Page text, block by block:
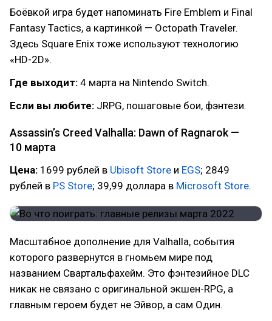
Боёвкой игра будет напоминать Fire Emblem и Final
Fantasy Tactics, а картинкой — Octopath Traveler.
Здесь Square Enix тоже используют технологию
«HD-2D».
Где выходит: 4 марта на Nintendo Switch.
Если вы любите: JRPG, пошаговые бои, фэнтези.
Assassin’s Creed Valhalla: Dawn of Ragnarok —
10 марта
Цена: 1699 рублей в Ubisoft Store и EGS; 2849
рублей в PS Store; 39,99 доллара в Microsoft Store.
Масштабное дополнение для Valhalla, события
которого развернутся в гномьем мире под
названием Свартальфахейм. Это фэнтезийное DLC
никак не связано с оригинальной экшен-RPG, а
главным героем будет не Эйвор, а сам Один.